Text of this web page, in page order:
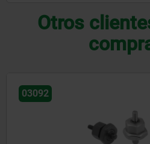
Otros
03090